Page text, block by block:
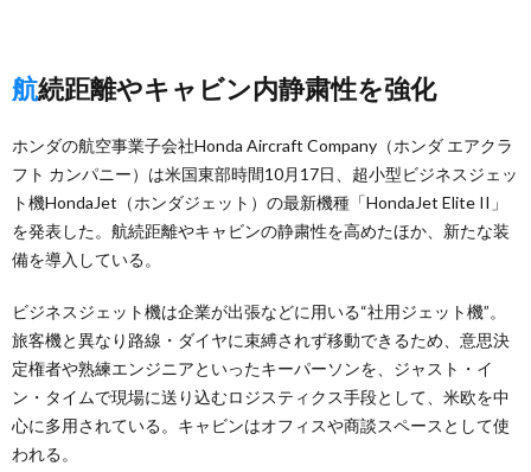
航続距離やキャビン内静粛性を強化
ホンダの航空事業子会社Honda Aircraft Company（ホンダ エアクラ
フト カンパニー）は米国東部時間10月17日、超小型ビジネスジェッ
ト機HondaJet（ホンダジェット）の最新機種「HondaJet Elite II」
を発表した。航続距離やキャビンの静粛性を高めたほか、新たな装
備を導入している。
ビジネスジェット機は企業が出張などに用いる“社用ジェット機”。
旅客機と異なり路線・ダイヤに束縛されず移動できるため、意思決
定権者や熟練エンジニアといったキーパーソンを、ジャスト・イ
ン・タイムで現場に送り込むロジスティクス手段として、米欧を中
心に多用されている。キャビンはオフィスや商談スペースとして使
われる。